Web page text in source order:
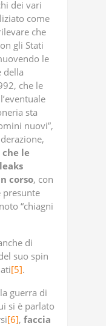
dei vari
come
che
gli Stati
le
della
che le
sta
nuovi”,
che le
corso, con
presunte
“chiagni
di
suo spin
[5].
guerra di
si è parlato
[6], faccia